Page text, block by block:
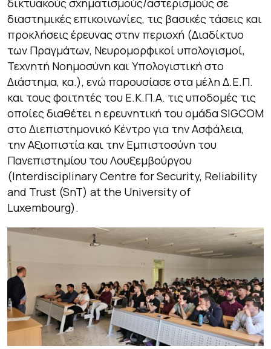
δικτυακούς σχηματισμούς/αστερισμούς σε
διαστημικές επικοινωνίες, τις βασικές τάσεις και
προκλήσεις έρευνας στην περιοχή (Διαδίκτυο
των Πραγμάτων, Νευρομορφικοί υπολογισμοί,
Τεχνητή Νοημοσύνη και Υπολογιστική στο
Διάστημα, κα.), ενώ παρουσίασε στα μέλη Δ.Ε.Π.
και τους φοιτητές του Ε.Κ.Π.Α. τις υποδομές τις
οποίες διαθέτει η ερευνητική του ομάδα SIGCOM
στο Διεπιστημονικό Κέντρο για την Ασφάλεια,
την Αξιοπιστία και την Εμπιστοσύνη του
Πανεπιστημίου του Λουξεμβούργου
(Interdisciplinary Centre for Security, Reliability
and Trust (SnT) at the University of
Luxembourg).